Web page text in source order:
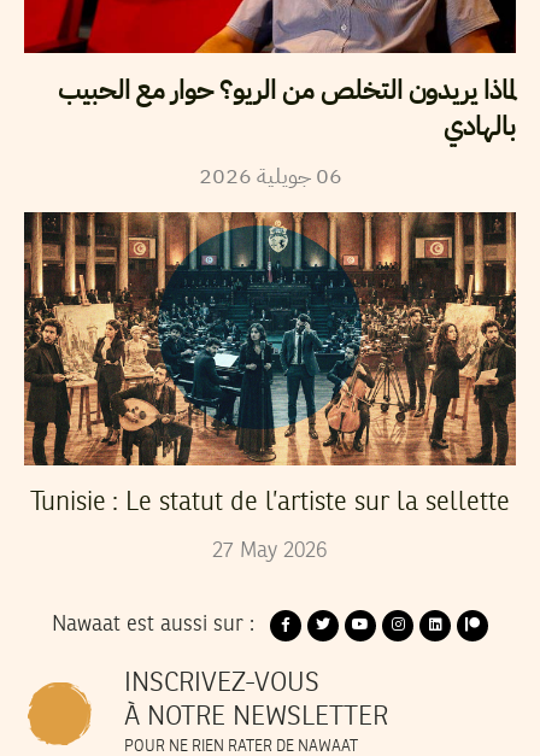
لماذا يريدون التخلص من الريو؟ حوار مع الحبيب
بالهادي
06 جويلية2026
Tunisie : Le statut de l’artiste sur la sellette
27 May 2026
Nawaat est aussi sur :
INSCRIVEZ-VOUS
À NOTRE NEWSLETTER
POUR NE RIEN RATER DE NAWAAT